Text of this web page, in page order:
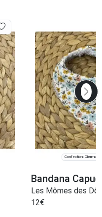
Confection: Clermont-
Bandana
Les Mômes des
12€